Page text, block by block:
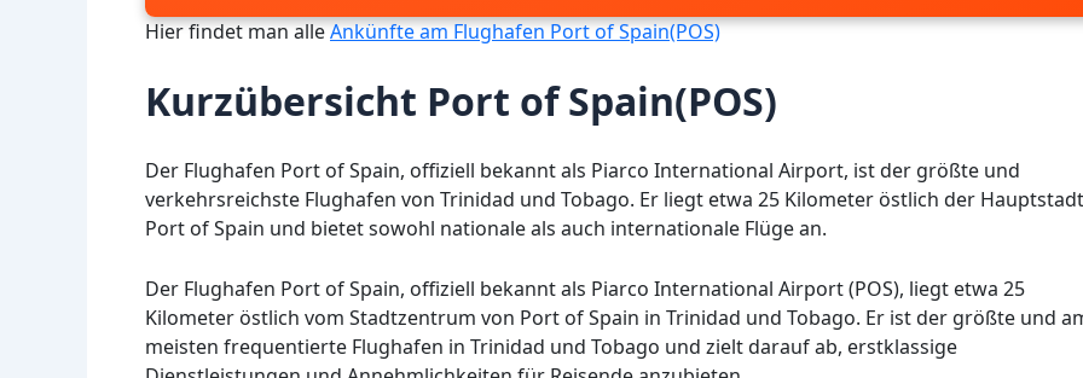
Hier findet man alleAnkünfte am Flughafen Port of Spain(POS)
Kurzübersicht Port of Spain(POS)
Der Flughafen Port of Spain, offiziell bekannt als Piarco International Airport, ist der größte und
verkehrsreichste Flughafen von Trinidad und Tobago. Er liegt etwa 25 Kilometer östlich der Hauptstadt
Port of Spain und bietet sowohl nationale als auch internationale Flüge an.
Der Flughafen Port of Spain, offiziell bekannt als Piarco International Airport (POS), liegt etwa 25
Kilometer östlich vom Stadtzentrum von Port of Spain in Trinidad und Tobago. Er ist der größte und
meisten frequentierte Flughafen in Trinidad und Tobago und zielt darauf ab, erstklassige